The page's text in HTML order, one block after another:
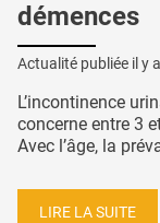
démences
Actualité publiée il y a
L’incontinence
concerne entre 3
Avec l’âge, la
LIRE LA SUITE